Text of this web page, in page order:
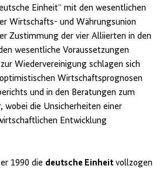
Einheit“ mit den wesentlichen
Wirtschafts- und Währungsunion
Zustimmung der vier Alliierten in den
wesentliche Voraussetzungen
Wiedervereinigung schlagen sich
Wirtschaftsprognosen
und in den Beratungen zum
wobei die Unsicherheiten einer
Entwicklung
1990 die deutsche Einheit vollzogen